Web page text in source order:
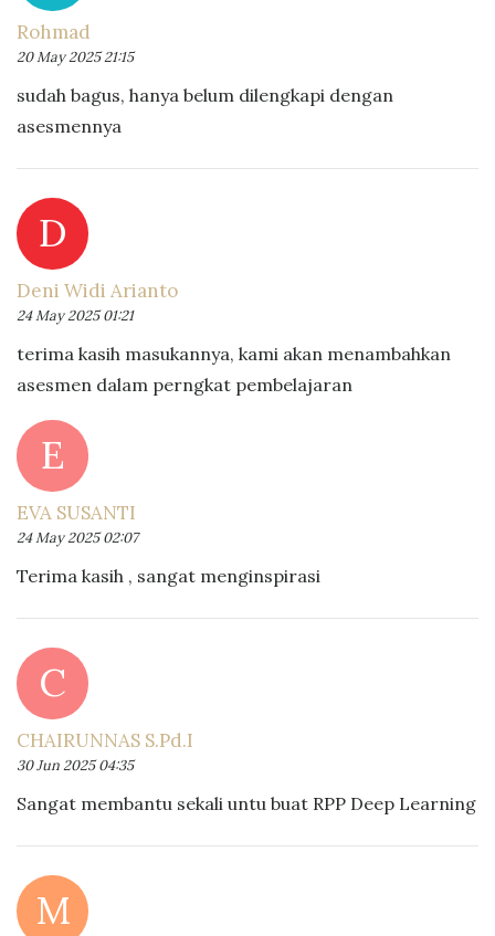
Rohmad
20 May 2025 21:15
sudah bagus, hanya belum dilengkapi dengan
asesmennya
D
Deni Widi Arianto
24 May 2025 01:21
terima kasih masukannya, kami akan menambahkan
asesmen dalam perngkat pembelajaran
E
EVA SUSANTI
24 May 2025 02:07
Terima kasih , sangat menginspirasi
C
CHAIRUNNAS S.Pd.I
30 Jun 2025 04:35
Sangat membantu sekali untu buat RPP Deep Learning
M